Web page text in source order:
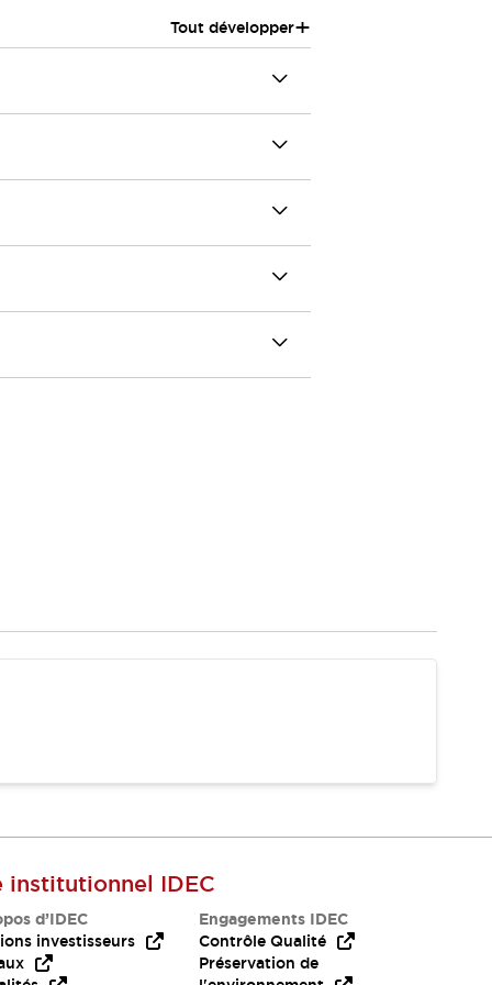
Tout développer+
institutionnel IDEC
d’IDEC
investisseurs
Engagements IDEC
Contrôle Qualité
Préservation de